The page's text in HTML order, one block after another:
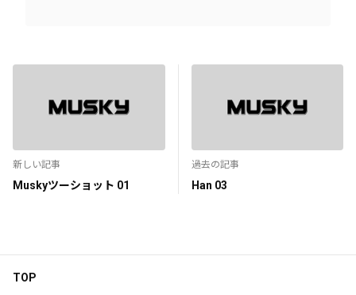
新しい記事
Muskyツーショット 01
過去の記事
Han 03
TOP